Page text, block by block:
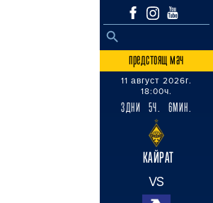
Search
SEARCH BUTTON
предстоящ мач
11 август 2026г.
18:00ч.
3ДНИ 5Ч. 6МИН.
КАЙРАТ
VS